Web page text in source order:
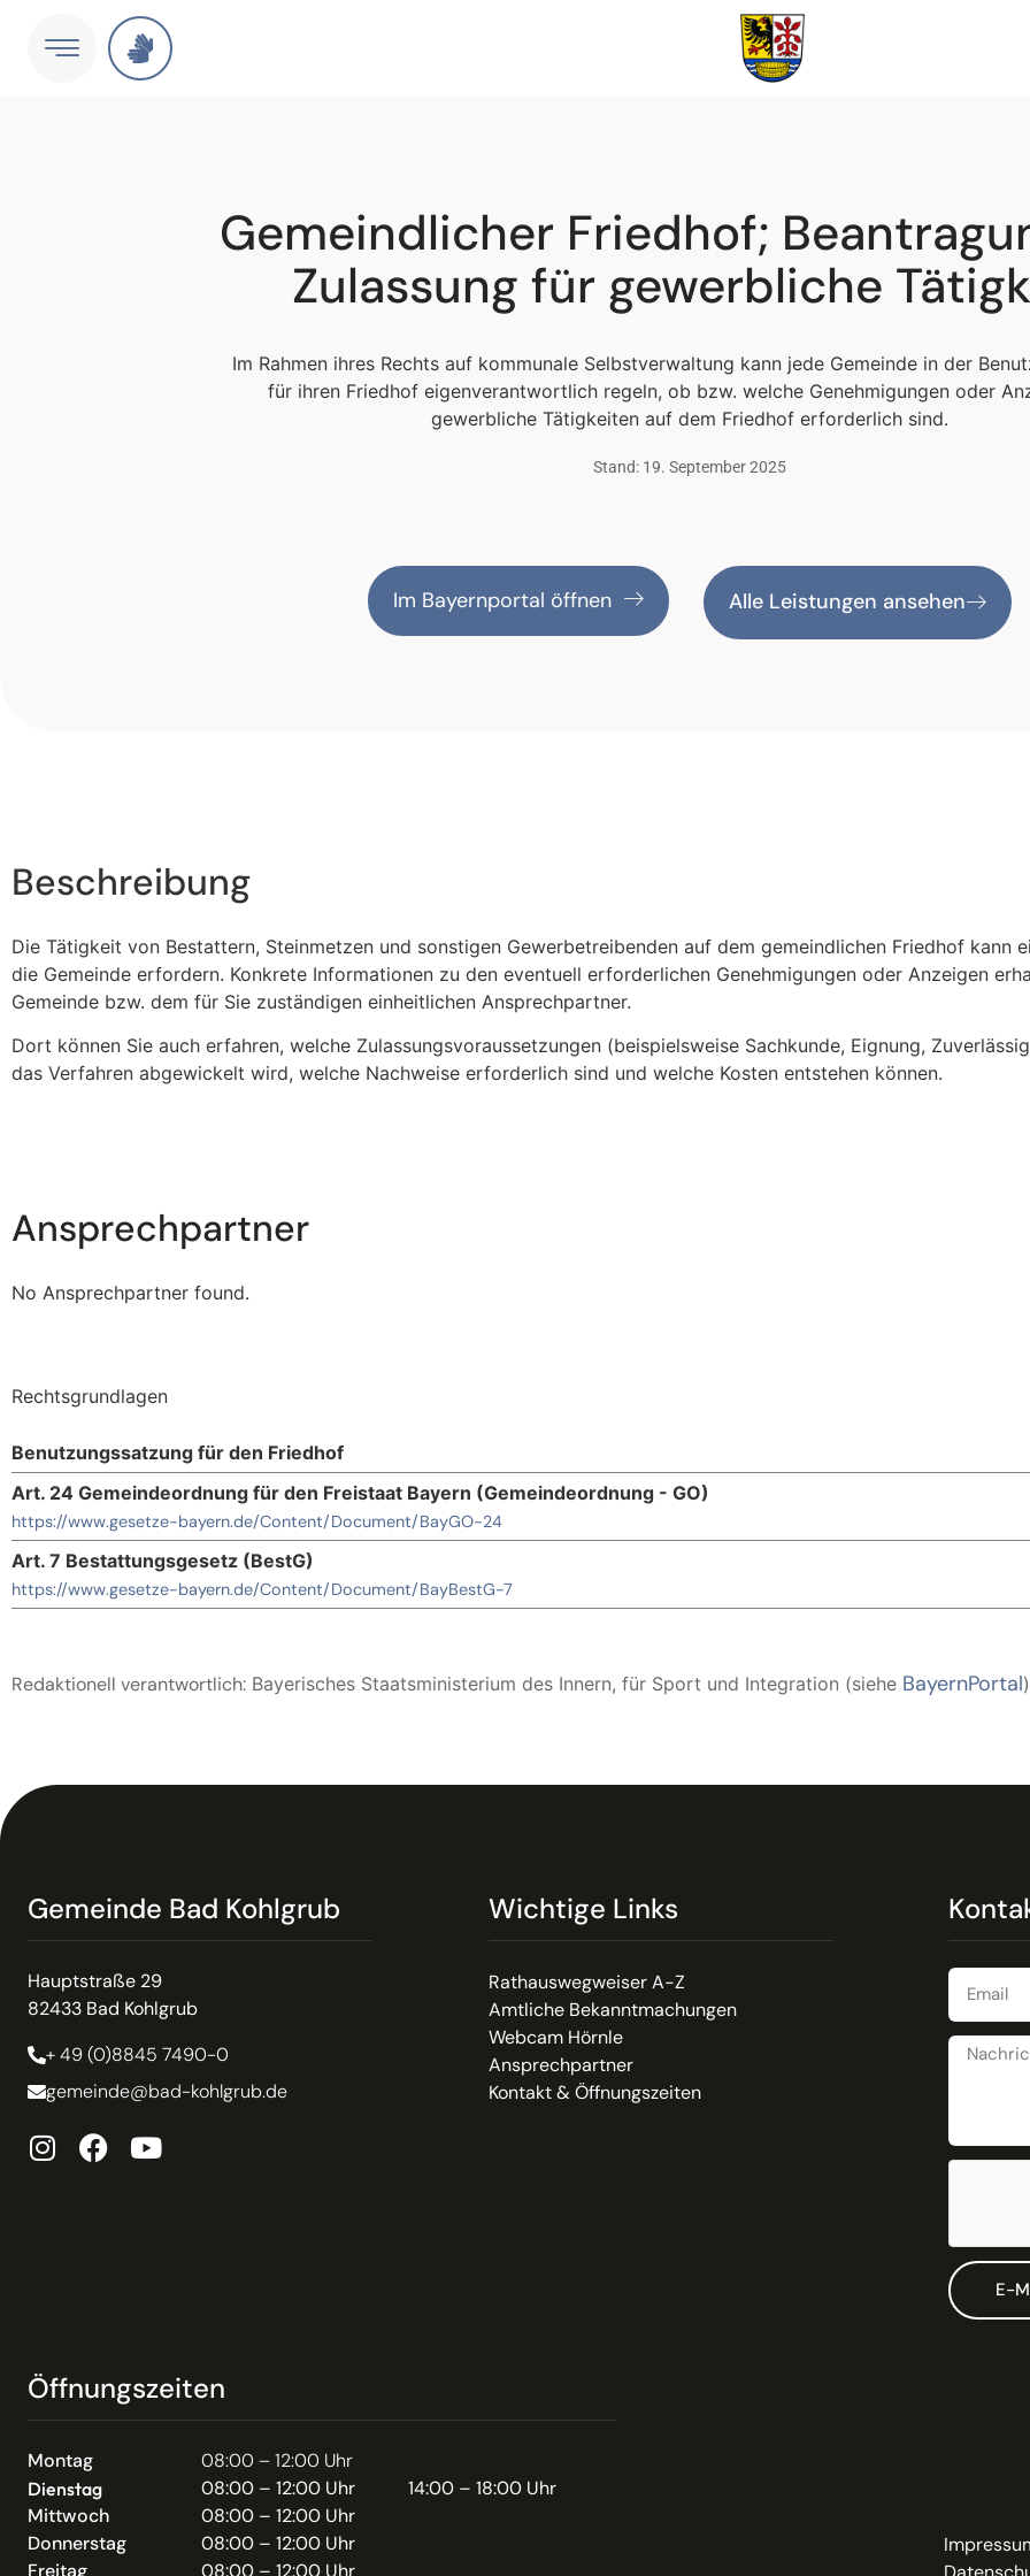
Gemeindlicher Friedhof;
Zulassung für gewerbliche
Im Rahmen ihres Rechts auf kommunale Selbstverwaltung kann jede Gemeinde in der
für ihren Friedhof eigenverantwortlich regeln, ob bzw. welche Genehmigungen oder
gewerbliche Tätigkeiten auf dem Friedhof erforderlich sind.
Stand: 19. September 2025
Im Bayernportal öffnen Alle Leistungen ansehen
Beschreibung
Die Tätigkeit von Bestattern, Steinmetzen und sonstigen Gewerbetreibenden auf dem gemeindlichen Friedhof kann
die Gemeinde erfordern. Konkrete Informationen zu den eventuell erforderlichen Genehmigungen oder Anzeigen
Gemeinde bzw. dem für Sie zuständigen einheitlichen Ansprechpartner.
Dort können Sie auch erfahren, welche Zulassungsvoraussetzungen (beispielsweise Sachkunde, Eignung,
das Verfahren abgewickelt wird, welche Nachweise erforderlich sind und welche Kosten entstehen können.
Ansprechpartner
No Ansprechpartner found.
Rechtsgrundlagen
Benutzungssatzung für den Friedhof
Art. 24 Gemeindeordnung für den Freistaat Bayern (Gemeindeordnung - GO)
https://www.gesetze-bayern.de/Content/Document/BayGO-24
Art. 7 Bestattungsgesetz (BestG)
https://www.gesetze-bayern.de/Content/Document/BayBestG-7
Redaktionell verantwortlich: Bayerisches Staatsministerium des Innern, für Sport und Integration (siehe BayernPortal)
Gemeinde Bad Kohlgrub
Hauptstraße 29
82433 Bad Kohlgrub
+ 49 (0)8845 7490-0
gemeinde@bad-kohlgrub.de
Wichtige Links
Rathauswegweiser A-Z
Amtliche Bekanntmachungen
Webcam Hörnle
Ansprechpartner
Kontakt & Öffnungszeiten
E-
Öffnungszeiten
Montag 08:00 – 12:00 Uhr
Dienstag 08:00 – 12:00 Uhr
14:00 – 18:00 Uhr
Mittwoch
08:00 – 12:00 Uhr
Donnerstag
08:00 – 12:00 Uhr
Freitag
08:00 – 12:00 Uhr